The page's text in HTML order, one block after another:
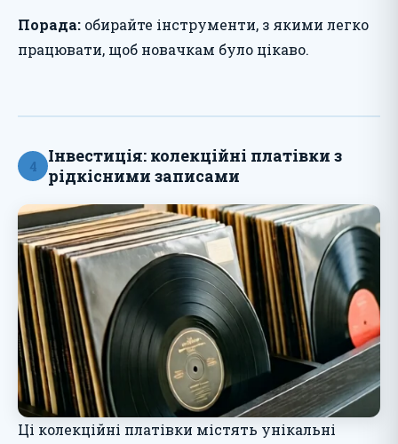
Порада: обирайте інструменти, з якими легко
працювати, щоб новачкам було цікаво.
4
Інвестиція: колекційні платівки з
рідкісними записами
Ці колекційні платівки містять унікальні